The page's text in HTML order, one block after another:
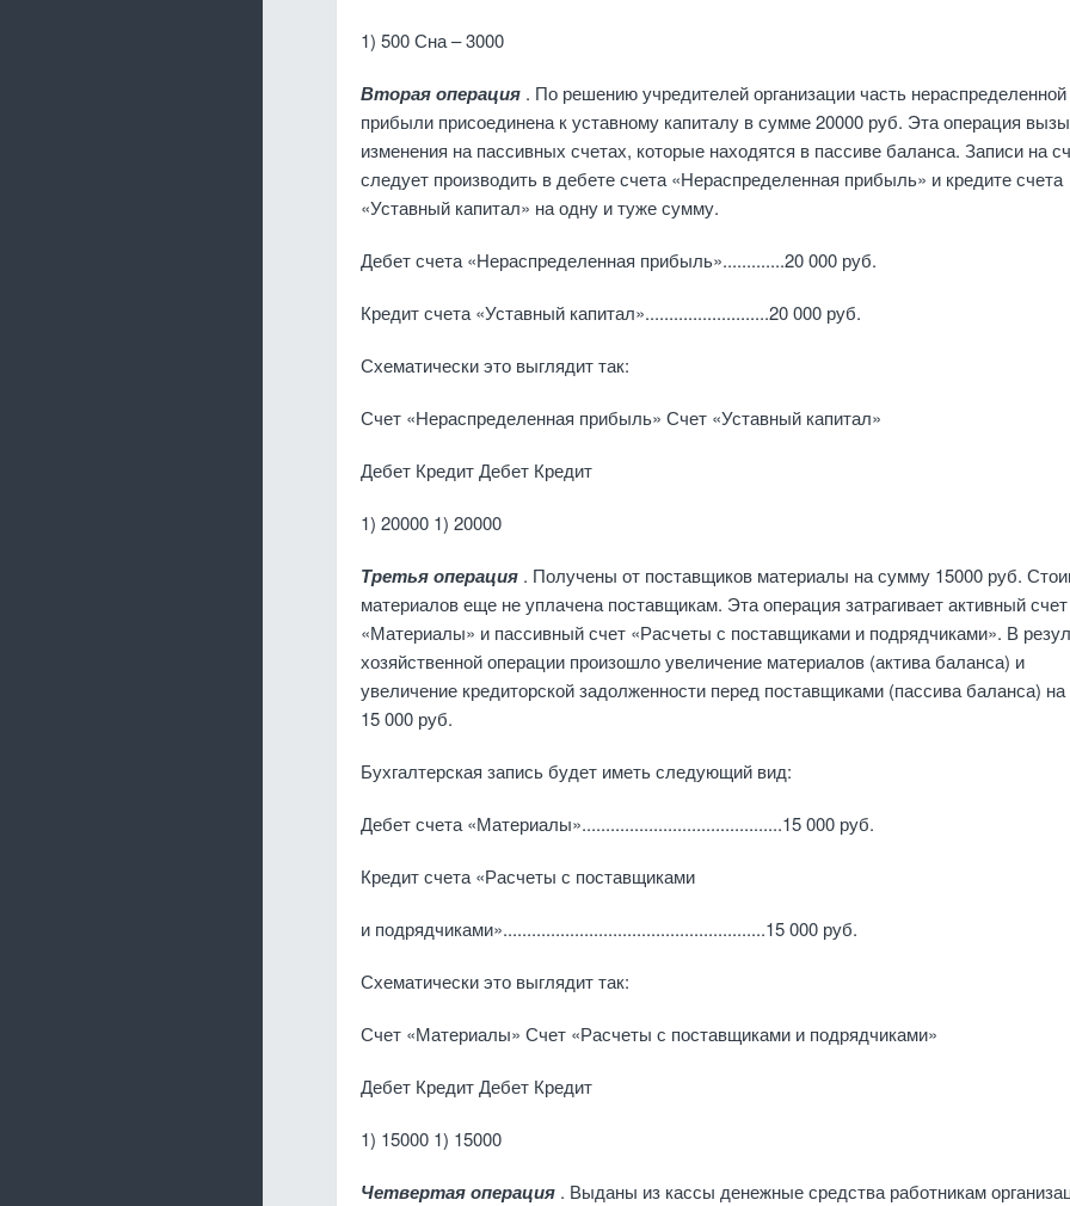
1) 500 Сна – 3000
Вторая операция . По решению учредителей организации часть не­распределенной
прибыли присоединена к уставному капиталу в сумме 20000 руб. Эта операция
изменения на пассив­ных счетах, кото­рые находятся в пассиве баланса. Записи на
следует производить в дебете счета «Нераспределенная прибыль» и кредите счета
«Уставный ка­питал» на одну и туже сумму.
Дебет счета «Нераспределенная прибыль».............20 000 руб.
Кредит счета «Уставный капитал»..........................20 000 руб.
Схематически это выглядит так:
Счет «Нераспределенная прибыль» Счет «Уставный капитал»
Дебет Кредит Дебет Кредит
1) 20000 1) 20000
Третья операция . Получены от поставщиков материалы на сум­му 15000 руб.
материалов еще не уплачена поставщи­кам. Эта опе­рация затрагивает активный счет
«Материалы» и пас­сивный счет «Расчеты с поставщиками и подрядчиками». В
хозяйственной операции произошло увеличение материалов (актива баланса) и
увеличение креди­торской задолженности пе­ред поставщиками (пассива баланса)
15 000 руб.
Бухгалтерская запись будет иметь следующий вид:
Дебет счета «Материалы»..........................................15 000 руб.
Кредит счета «Расчеты с поставщиками
и подрядчиками».......................................................15 000 руб.
Схематически это выглядит так:
Счет «Материалы» Счет «Расчеты с поставщиками и подрядчиками»
Дебет Кредит Дебет Кредит
1) 15000 1) 15000
Четвертая операция . Выданы из кассы денежные средства ра­ботникам